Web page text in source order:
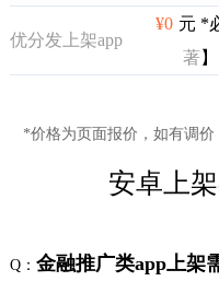
优分发上架app
¥0 元 *
著
*价格为页面报价，如有调
安卓上
Q： 金融推广类app上架